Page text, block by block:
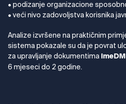
• podizanje organizacione
• veći nivo zadovoljstva korisnika
Analize izvršene na praktičnim
sistema pokazale su da je povrat
za upravljanje dokumentima
6 mjeseci do 2 godine.